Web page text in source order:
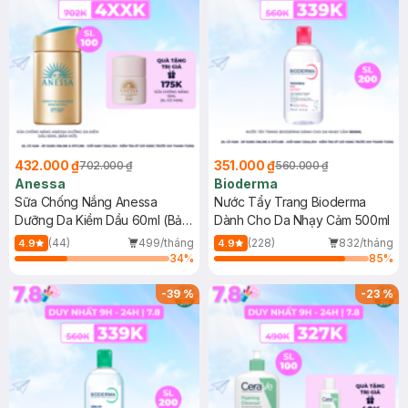
432.000 ₫702.000 ₫
Anessa
Sữa Chống Nắng Anessa
Dưỡng Da Kiềm Dầu 60ml (Bản
Mới)
4.9 (44)
499/tháng
34%
351.000 ₫560.000 ₫
Bioderma
Nước Tẩy Trang Bioderma
Dành Cho Da Nhạy Cảm 500ml
4.9 (228)
832/tháng
85%
-39% -23%